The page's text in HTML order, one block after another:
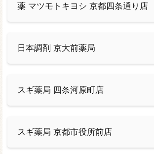
薬 マツモトキヨシ 京都四条通り店
日本調剤 京大前薬局
スギ薬局 四条河原町店
スギ薬局 京都市役所前店